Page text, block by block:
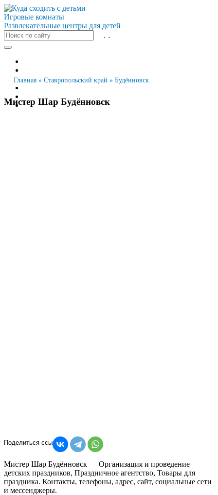
Игровые комнаты
Развлекательные центры для детей
Санкт-Петербург
Казань
Главная » Ставропольский край » Будённовск
Мистер Шар Будённовск
Мистер Шар Будённовск — Организация и проведение
детских праздников, Праздничное агентство, Товары для
праздника. Контакты, телефоны, адрес, сайт, социальные сети
и мессенджеры.